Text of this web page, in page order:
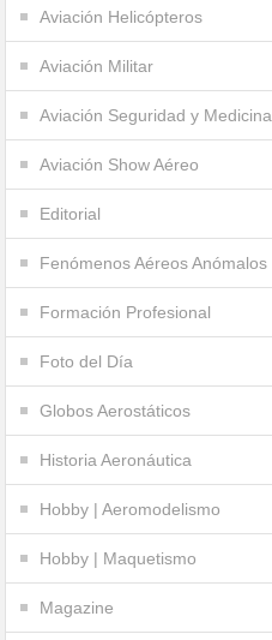
Aviación Helicópteros
Aviación Militar
Aviación Seguridad y Medicina
Aviación Show Aéreo
Editorial
Fenómenos Aéreos Anómalos
Formación Profesional
Foto del Día
Globos Aerostáticos
Historia Aeronáutica
Hobby | Aeromodelismo
Hobby | Maquetismo
Magazine